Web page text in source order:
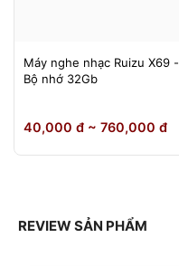
Máy nghe nhạc Ruizu X69 -
Bộ nhớ 32Gb
40,000 đ ~ 760,000 đ
REVIEW SẢN PHẨM